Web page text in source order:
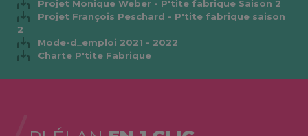
Projet Monique Weber - P'tite fabrique Saison 2
Projet François Peschard - P'tite fabrique saison
2
Mode-d_emploi 2021 - 2022
Charte P'tite Fabrique